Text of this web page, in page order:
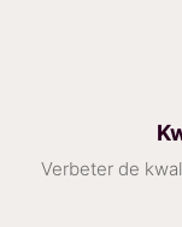
Verbeter de